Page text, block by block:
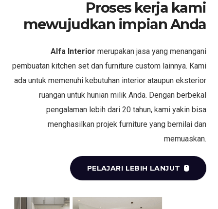
Proses kerja kami
mewujudkan impian Anda
Alfa Interior merupakan jasa yang menangani
pembuatan kitchen set dan furniture custom lainnya. Kami
ada untuk memenuhi kebutuhan interior ataupun eksterior
ruangan untuk hunian milik Anda. Dengan berbekal
pengalaman lebih dari 20 tahun, kami yakin bisa
menghasilkan projek furniture yang bernilai dan
memuaskan.
PELAJARI LEBIH LANJUT